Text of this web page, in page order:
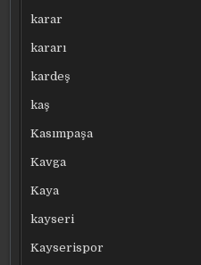
karar
kararı
kardeş
kaş
Kasımpaşa
Kavga
Kaya
kayseri
Kayserispor